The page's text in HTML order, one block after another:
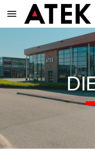
Skip to main content